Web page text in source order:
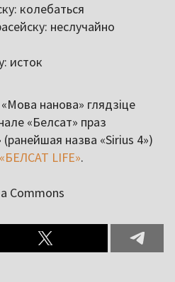
колебаться
неслучайно
исток
нанова» глядзіце
«Белсат» праз
(ранейшая назва «Sirius 4»)
LIFE».
Commons